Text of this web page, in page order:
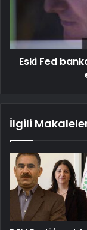
Eski Fed
İlgili